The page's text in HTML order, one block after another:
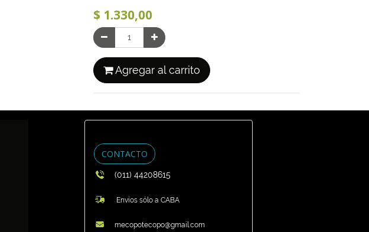
$ 1.330,00
Agregar al carrito
CONTACTO
(011) 44208615
Envíos sólo a CABA
mecopotecopo@gmail.com